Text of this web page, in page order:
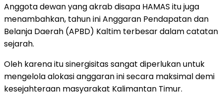
Anggota dewan yang akrab disapa HAMAS itu juga
menambahkan, tahun ini Anggaran Pendapatan dan
Belanja Daerah (APBD) Kaltim terbesar dalam catatan
sejarah.
Oleh karena itu sinergisitas sangat diperlukan untuk
mengelola alokasi anggaran ini secara maksimal demi
kesejahteraan masyarakat Kalimantan Timur.